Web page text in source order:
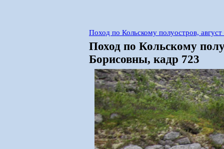
Поход по Кольскому полуостров,
Поход по Кольскому
Борисовны, кадр 723